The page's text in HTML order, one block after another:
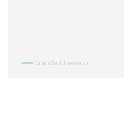
Grande itinerario